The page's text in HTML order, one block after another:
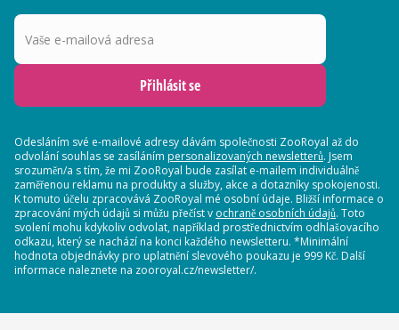
Vaše e-mailová adresa
Přihlásit se
Odesláním své e-mailové adresy dávám společnosti ZooRoyal až do
odvolání souhlas se zasíláním personalizovaných newsletterů. Jsem
srozuměn/a s tím, že mi ZooRoyal bude zasílat e-mailem individuálně
zaměřenou reklamu na produkty a služby, akce a dotazníky spokojenosti.
K tomuto účelu zpracovává ZooRoyal mé osobní údaje. Bližší informace o
zpracování mých údajů si můžu přečíst v ochraně osobních údajů. Toto
svolení mohu kdykoliv odvolat, například prostřednictvím odhlašovacího
odkazu, který se nachází na konci každého newsletteru. *Minimální
hodnota objednávky pro uplatnění slevového poukazu je 999 Kč. Další
informace naleznete na zooroyal.cz/newsletter/.